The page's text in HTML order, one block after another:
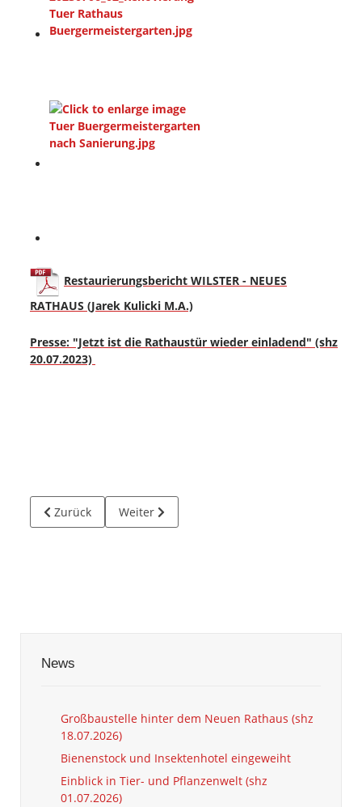
Restaurierungsbericht WILSTER - NEUES
RATHAUS (Jarek Kulicki M.A.)
Presse: "Jetzt ist die Rathaustür wieder einladend" (shz
20.07.2023)
Vorheriger Beitrag: Restaurierung der Innentür im
Zurück Nächster Beitrag: Bilder Neues Rathaus
Weiter
News
Großbaustelle hinter dem Neuen Rathaus (shz
18.07.2026)
Bienenstock und Insektenhotel eingeweiht
Einblick in Tier- und Pflanzenwelt (shz
01.07.2026)